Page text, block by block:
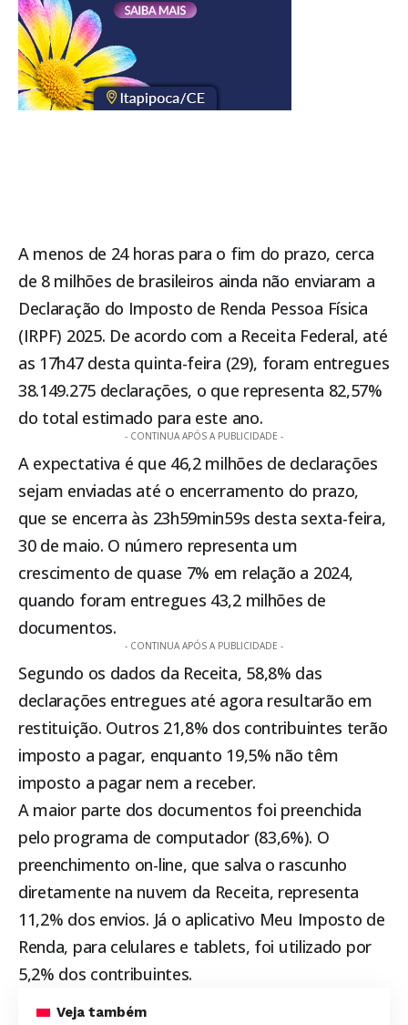
A menos de 24 horas para o fim do prazo, cerca
de 8 milhões de brasileiros ainda não enviaram a
Declaração do Imposto de Renda Pessoa Física
(IRPF) 2025. De acordo com a Receita Federal, até
as 17h47 desta quinta-feira (29), foram entregues
38.149.275 declarações, o que representa 82,57%
do total estimado para este ano.
- CONTINUA APÓS A PUBLICIDADE -
A expectativa é que 46,2 milhões de declarações
sejam enviadas até o encerramento do prazo,
que se encerra às 23h59min59s desta sexta-feira,
30 de maio. O número representa um
crescimento de quase 7% em relação a 2024,
quando foram entregues 43,2 milhões de
documentos.
- CONTINUA APÓS A PUBLICIDADE -
Segundo os dados da Receita, 58,8% das
declarações entregues até agora resultarão em
restituição. Outros 21,8% dos contribuintes terão
imposto a pagar, enquanto 19,5% não têm
imposto a pagar nem a receber.
A maior parte dos documentos foi preenchida
pelo programa de computador (83,6%). O
preenchimento on-line, que salva o rascunho
diretamente na nuvem da Receita, representa
11,2% dos envios. Já o aplicativo Meu Imposto de
Renda, para celulares e tablets, foi utilizado por
5,2% dos contribuintes.
Veja também